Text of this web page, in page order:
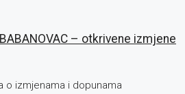
– otkrivene izmjene
o izmjenama i dopunama